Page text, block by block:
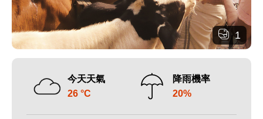
1
今天天氣
26 °C
降雨機率
20%